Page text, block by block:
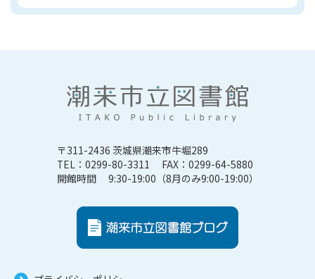
〒311-2436 茨城県潮来市牛堀289
TEL：0299-80-3311 FAX：0299-64-5880
開館時間 9:30-19:00（8月のみ9:00-19:00）